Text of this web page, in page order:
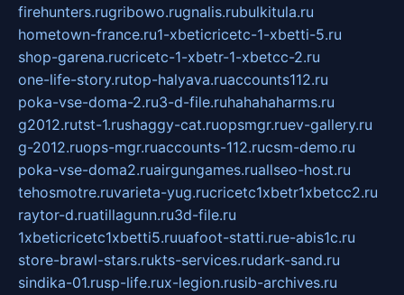
firehunters.rugribowo.rugnalis.rubulkitula.ru
hometown-france.ru1-xbeticricetc-1-xbetti-5.ru
shop-garena.rucricetc-1-xbetr-1-xbetcc-2.ru
one-life-story.rutop-halyava.ruaccounts112.ru
poka-vse-doma-2.ru3-d-file.ruhahahaharms.ru
g2012.rutst-1.rushaggy-cat.ruopsmgr.ruev-gallery.ru
g-2012.ruops-mgr.ruaccounts-112.rucsm-demo.ru
poka-vse-doma2.ruairgungames.ruallseo-host.ru
tehosmotre.ruvarieta-yug.rucricetc1xbetr1xbetcc2.ru
raytor-d.ruatillagunn.ru3d-file.ru
1xbeticricetc1xbetti5.ruuafoot-statti.rue-abis1c.ru
store-brawl-stars.rukts-services.rudark-sand.ru
sindika-01.rusp-life.rux-legion.rusib-archives.ru